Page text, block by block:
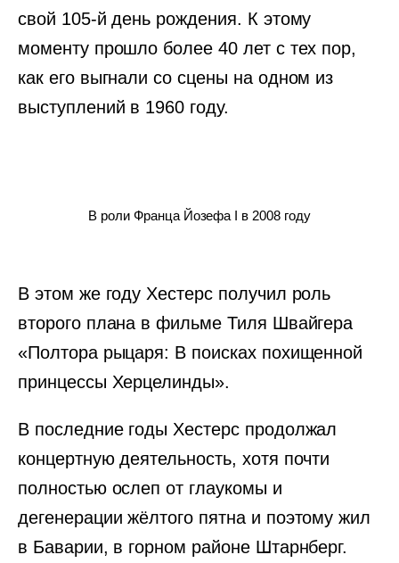
свой 105-й день рождения. К этому
моменту прошло более 40 лет с тех пор,
как его выгнали со сцены на одном из
выступлений в 1960 году.
В роли Франца Йозефа I в 2008 году
В этом же году Хестерс получил роль
второго плана в фильме Тиля Швайгера
«Полтора рыцаря: В поисках похищенной
принцессы Херцелинды».
В последние годы Хестерс продолжал
концертную деятельность, хотя почти
полностью ослеп от глаукомы и
дегенерации жёлтого пятна и поэтому жил
в Баварии, в горном районе Штарнберг.